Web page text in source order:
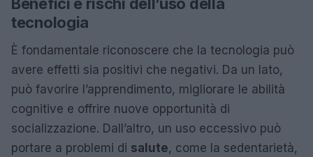
tecnologia
È fondamentale riconoscere che la tecnologia può
avere effetti sia positivi che negativi. Da un lato,
può favorire l’apprendimento, migliorare le abilità
cognitive e offrire nuove opportunità di
socializzazione. Dall’altro, un uso eccessivo può
portare a problemi di salute, come la sedentarietà,